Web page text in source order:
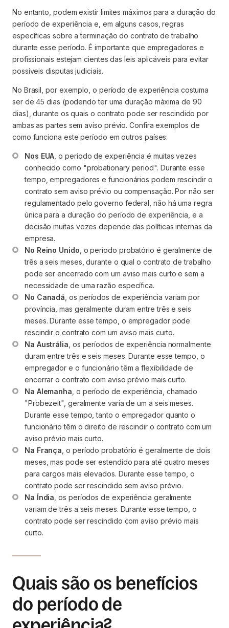
No entanto, podem existir limites máximos para a duração do
período de experiência e, em alguns casos, regras
específicas sobre a terminação do contrato de trabalho
durante esse período. É importante que empregadores e
profissionais estejam cientes das leis aplicáveis para evitar
possíveis disputas judiciais.
No Brasil, por exemplo, o período de experiência costuma
ser de 45 dias (podendo ter uma duração máxima de 90
dias), durante os quais o contrato pode ser rescindido por
ambas as partes sem aviso prévio. Confira exemplos de
como funciona este período em outros países:
Nos EUA , o período de experiência é muitas vezes
conhecido como "probationary period". Durante esse
tempo, empregadores e funcionários podem rescindir o
contrato sem aviso prévio ou compensação. Por não ser
regulamentado pelo governo federal, não há uma regra
única para a duração do período de experiência, e a
decisão muitas vezes depende das políticas internas da
empresa.
No Reino Unido , o período probatório é geralmente de
três a seis meses, durante o qual o contrato de trabalho
pode ser encerrado com um aviso mais curto e sem a
necessidade de uma razão específica.
No Canadá , os períodos de experiência variam por
província, mas geralmente duram entre três e seis
meses. Durante esse tempo, o empregador pode
rescindir o contrato com um aviso mais curto.
Na Austrália , os períodos de experiência normalmente
duram entre três e seis meses. Durante esse tempo, o
empregador e o funcionário têm a flexibilidade de
encerrar o contrato com aviso prévio mais curto.
Na Alemanha , o período de experiência, chamado
"Probezeit", geralmente varia de um a seis meses.
Durante esse tempo, tanto o empregador quanto o
funcionário têm o direito de rescindir o contrato com um
aviso prévio mais curto.
Na França , o período probatório é geralmente de dois
meses, mas pode ser estendido para até quatro meses
para cargos mais elevados. Durante esse tempo, o
contrato pode ser rescindido sem aviso prévio.
Na Índia , os períodos de experiência geralmente
variam de três a seis meses. Durante esse tempo, o
contrato pode ser rescindido com aviso prévio mais
curto.
Quais são os benefícios
do período de